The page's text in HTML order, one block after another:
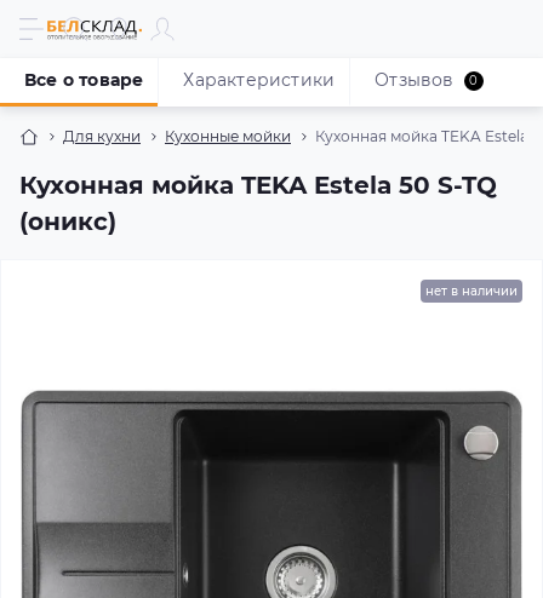
Для кухни Кухонные мойки Кухонная мойка TEKA Estela
Кухонная мойка TEKA Estela 50 S-TQ
(оникс)
Все о товаре Характеристики Отзывов 0
нет в наличии